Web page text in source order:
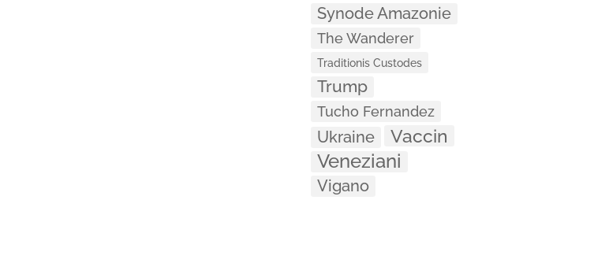
Synode Amazonie
The Wanderer
Traditionis Custodes
Trump
Tucho Fernandez
Ukraine Vaccin
Veneziani
Vigano